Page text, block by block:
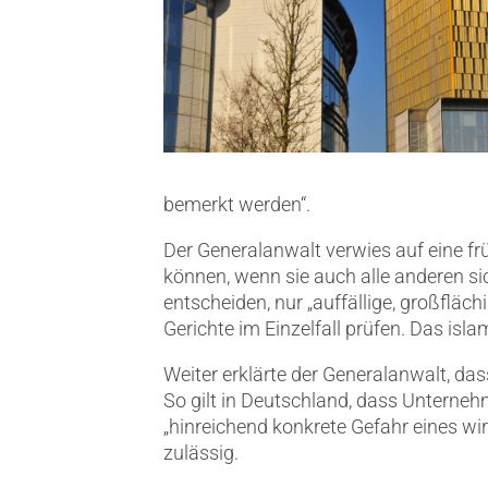
bemerkt werden“.
Der Generalanwalt verwies auf eine
können, wenn sie auch alle anderen
entscheiden, nur „auffällige,
Gerichte im Einzelfall prüfen. Das
Weiter erklärte der Generalanwalt,
So gilt in Deutschland, dass
„hinreichend konkrete Gefahr eines
zulässig.